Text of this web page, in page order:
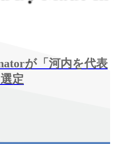
が「河内を代表
定